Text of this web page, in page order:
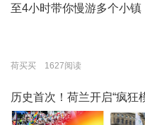
至4小时带你慢游多个小镇
荷买买 1627阅读
历史首次！荷兰开启“疯狂